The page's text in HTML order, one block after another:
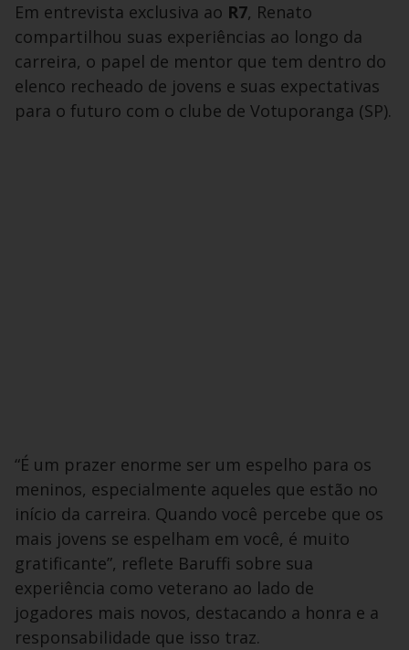
Em entrevista exclusiva ao R7, Renato
compartilhou suas experiências ao longo da
carreira, o papel de mentor que tem dentro do
elenco recheado de jovens e suas expectativas
para o futuro com o clube de Votuporanga (SP).
“É um prazer enorme ser um espelho para os
meninos, especialmente aqueles que estão no
início da carreira. Quando você percebe que os
mais jovens se espelham em você, é muito
gratificante”, reflete Baruffi sobre sua
experiência como veterano ao lado de
jogadores mais novos, destacando a honra e a
responsabilidade que isso traz.